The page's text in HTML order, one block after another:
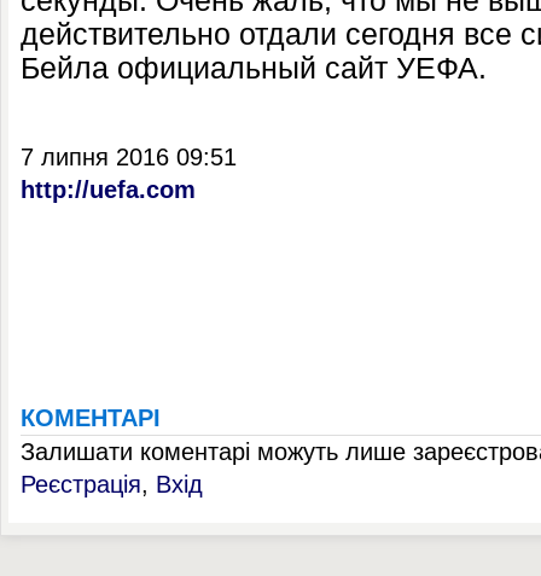
действительно отдали сегодня все
Бейла официальный сайт УЕФА.
7 липня 2016 09:51
http://uefa.com
КОМЕНТАРІ
Залишати коментарі можуть лише
Реєстрація, Вхід